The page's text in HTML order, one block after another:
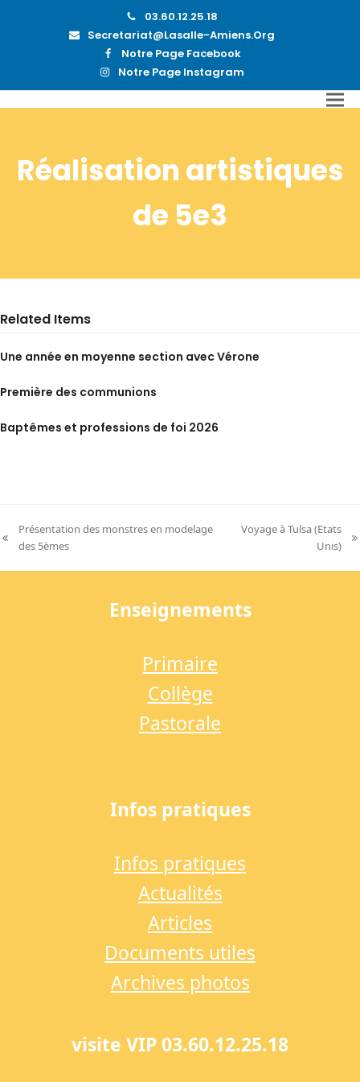
03.60.12.25.18
Secretariat@lasalle-Amiens.org
Notre Page Facebook
Notre Page Instagram
Réalisation artistiques
de 5e3
Related Items
Une année en moyenne section avec Vérone
Première des communions
Baptêmes et professions de foi 2026
previous
Présentation des monstres en modelage
des 5èmes
Voyage à Tulsa (Etats
Unis)
Enseignements
Primaire
Collège
Pastorale
Infos pratiques
Infos pratiques
Actualités
Articles
Documents utiles
Archives photos
visite VIP 03.60.12.25.18